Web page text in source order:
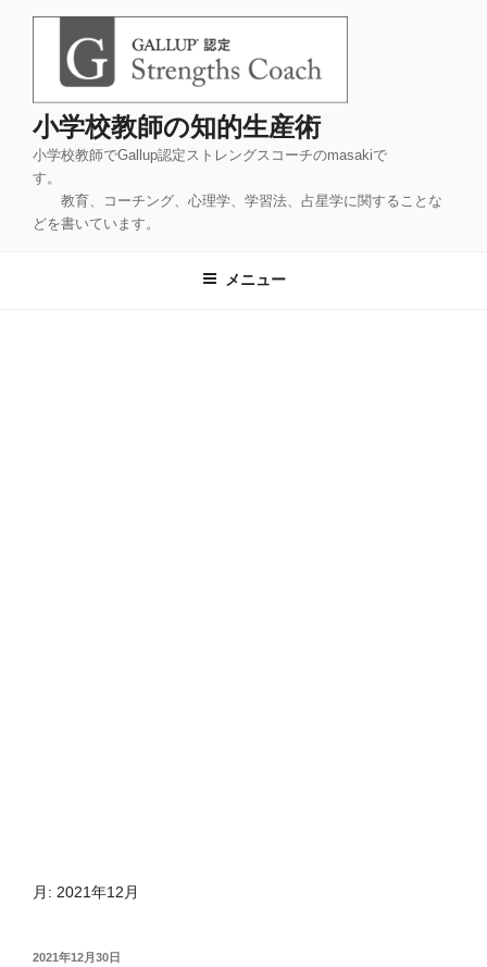
小学校教師の知的生産術
小学校教師でGallup認定ストレングスコーチのmasakiで
す。
教育、コーチング、心理学、学習法、占星学に関することな
どを書いています。
メニュー
月: 2021年12月
投
2021年12月30日